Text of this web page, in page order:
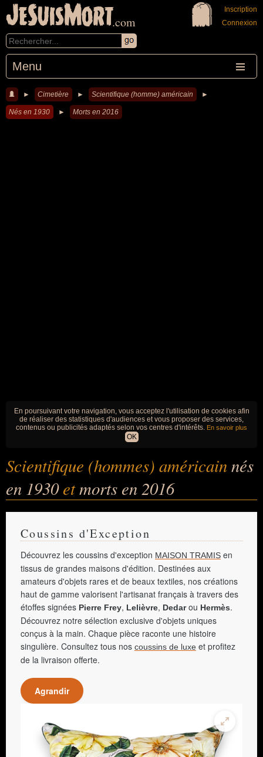
JeSuisMort.com
Menu
Inscription
Connexion
► Cimetière ► Scientifique (homme) américain ►
Nés en 1930 ► Morts en 2016
En poursuivant votre navigation, vous acceptez l'utilisation de cookies afin
de réaliser des statistiques d'audiences et vous proposer des services,
contenus ou publicités adaptés selon vos centres d'intérêts. En savoir plus
OK
Scientifique (hommes) américainnés
en 1930etmorts en 2016
Coussins d'Exception
Découvrez les coussins d'exception MAISON TRAMIS en
tissus de grandes maisons d'édition. Destinées aux
amateurs d'objets rares et de beaux textiles, nos créations
haut de gamme valorisent l'artisanat français à travers des
étoffes signées Pierre Frey, Lelièvre, Dedarou Hermès.
Découvrez notre sélection exclusive d'objets uniques
conçus à la main. Chaque pièce raconte une histoire
singulière. Consultez tous nos coussins de luxe et profitez
de la livraison offerte.
Agrandir